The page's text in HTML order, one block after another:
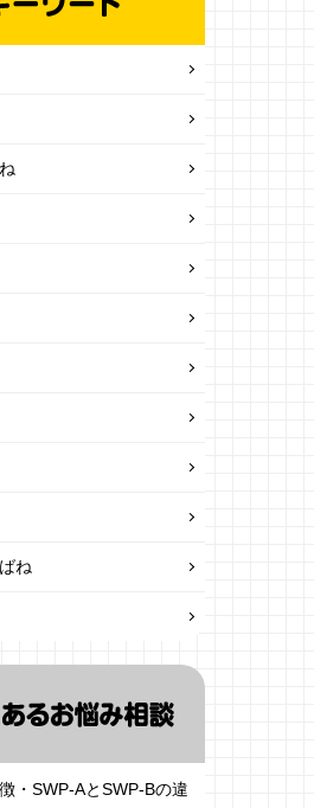
ね
・SWP-AとSWP-Bの違